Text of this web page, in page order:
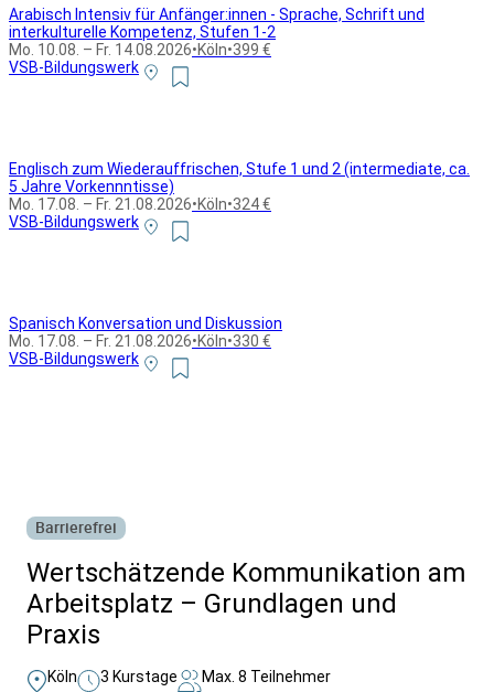
Arabisch Intensiv für Anfänger:innen - Sprache, Schrift und
interkulturelle Kompetenz, Stufen 1-2
Mo. 10.08. – Fr. 14.08.2026•Köln•399 €
VSB-Bildungswerk
Englisch zum Wiederauffrischen, Stufe 1 und 2 (intermediate, ca.
5 Jahre Vorkennntisse)
Mo. 17.08. – Fr. 21.08.2026•Köln•324 €
VSB-Bildungswerk
Spanisch Konversation und Diskussion
Mo. 17.08. – Fr. 21.08.2026•Köln•330 €
VSB-Bildungswerk
Barrierefrei
Wertschätzende Kommunikation am
Arbeitsplatz – Grundlagen und
Praxis
Köln 3 Kurstage Max. 8 Teilnehmer